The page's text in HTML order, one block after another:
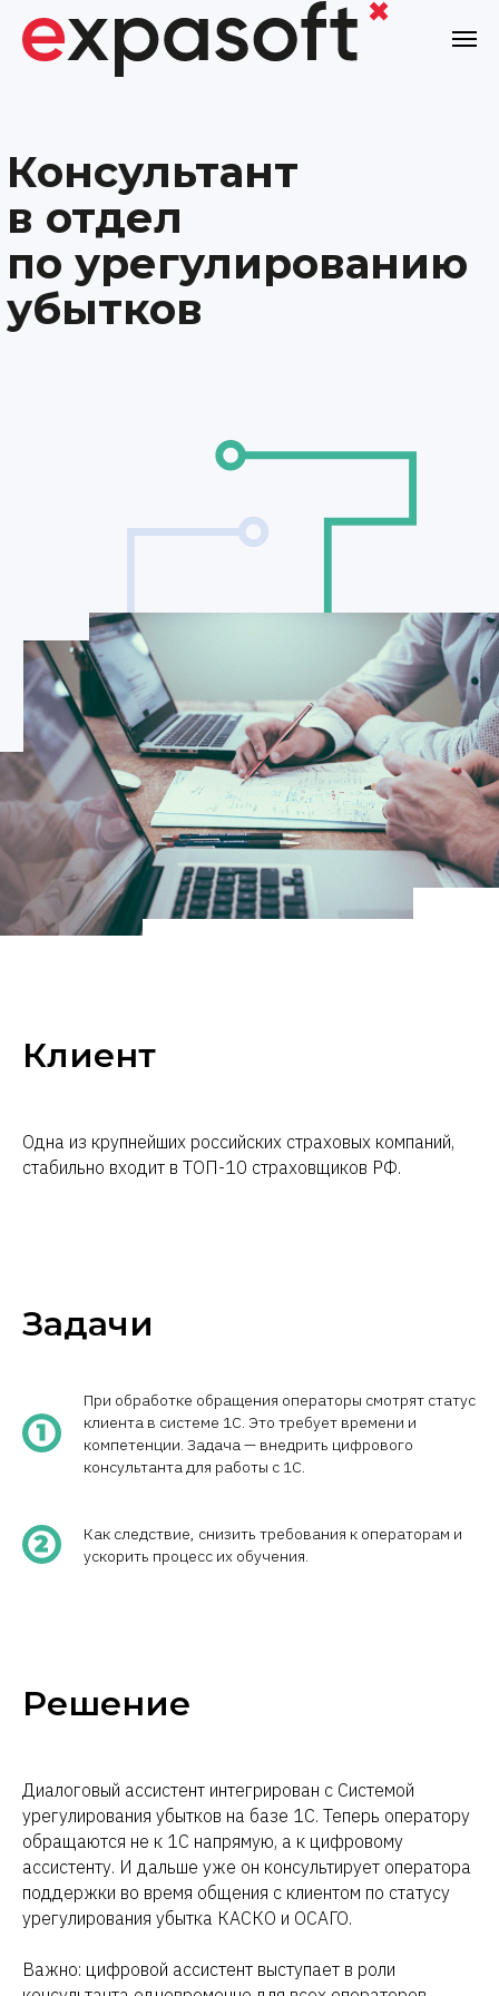
Консультант
в отдел
по урегулированию
убытков
Клиент
Одна из крупнейших российских страховых компаний,
стабильно входит в ТОП-10 страховщиков РФ.
Задачи
При обработке обращения операторы смотрят статус
клиента в системе 1С. Это требует времени и
компетенции. Задача — внедрить цифрового
консультанта для работы с 1С.
Как следствие, снизить требования к операторам и
ускорить процесс их обучения.
Решение
Диалоговый ассистент интегрирован с Системой
урегулирования убытков на базе 1С. Теперь оператору
обращаются не к 1С напрямую, а к цифровому
ассистенту. И дальше уже он консультирует оператора
поддержки во время общения с клиентом по статусу
урегулирования убытка КАСКО и ОСАГО.
Важно: цифровой ассистент выступает в роли